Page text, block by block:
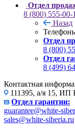
Отдел
8 (800) 555-00-
Назад
Отдел
8 (800)
Отдел
8 (499)
Контактная
111395, а/я 15,
Отдел гарантии:
guarantee@white-
sales@white-siberia.ru